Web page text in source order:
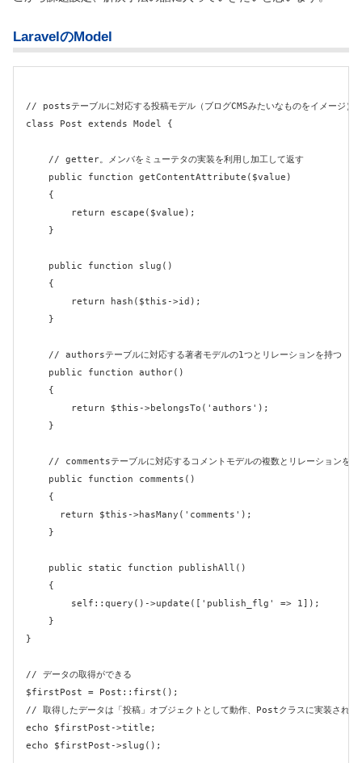
LaravelのModel
// postsテーブルに対応する投稿モデル（ブログCMSみたいなものをイメージ）
class Post extends Model {
    // getter。メンバをミューテタの実装を利用し加工して返す
    public function getContentAttribute($value)
    {
        return escape($value);
    }
    public function slug()
    {
        return hash($this->id);
    }
    // authorsテーブルに対応する著者モデルの1つとリレーションを持つ
    public function author()
    {
        return $this->belongsTo('authors');
    }
// commentsテーブルに対応するコメントモデルの複数とリレーションを持
    public function comments()
    {
      return $this->hasMany('comments');
    }
    public static function publishAll()
    {
        self::query()->update(['publish_flg' => 1]);
    }
}
// データの取得ができる
$firstPost = Post::first();
// 取得したデータは「投稿」オブジェクトとして動作、Postクラスに実装された
echo $firstPost->title;
echo $firstPost->slug();